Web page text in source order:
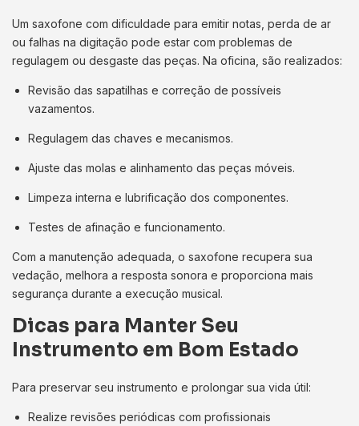
Um saxofone com dificuldade para emitir notas, perda de ar
ou falhas na digitação pode estar com problemas de
regulagem ou desgaste das peças. Na oficina, são realizados:
Revisão das sapatilhas e correção de possíveis
vazamentos.
Regulagem das chaves e mecanismos.
Ajuste das molas e alinhamento das peças móveis.
Limpeza interna e lubrificação dos componentes.
Testes de afinação e funcionamento.
Com a manutenção adequada, o saxofone recupera sua
vedação, melhora a resposta sonora e proporciona mais
segurança durante a execução musical.
Dicas para Manter Seu
Instrumento em Bom Estado
Para preservar seu instrumento e prolongar sua vida útil:
Realize revisões periódicas com profissionais